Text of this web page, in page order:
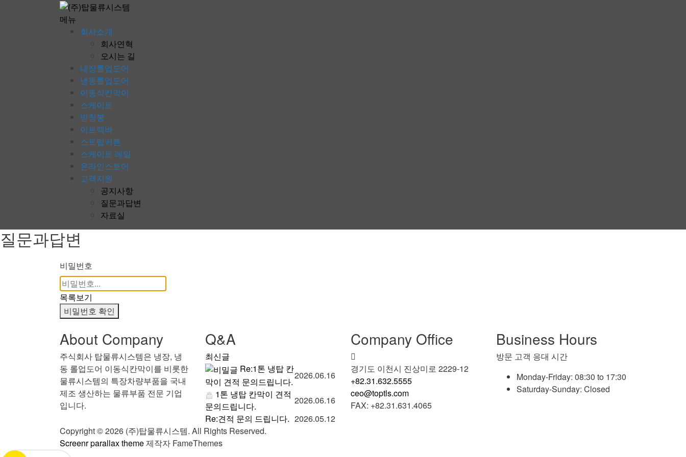
메뉴
회사소개
회사연혁
오시는 길
내장롤업도어
냉동롤업도어
이동식칸막이
스케이트
받침봉
이트랙바
스트립커튼
스케이트 레일
온라인스토어
고객지원
공지사항
질문과답변
자료실
질문과답변
비밀번호
목록보기
비밀번호 확인
About Company
주식회사 탑물류시스템은 냉장, 냉
동 롤업도어 이동식칸막이를 비롯한
물류시스템의 특장차량부품을 국내
제조 생산하는 물류부품 전문 기업
입니다.
Q&A
최신글
Re:1톤 냉탑 칸
막이 견적 문의드립니다.
2026.06.16
1톤 냉탑 칸막이 견적
문의드립니다.
2026.06.16
Re:견적 문의 드립니다. 2026.05.12
Company Office
경기도 이천시 진상미로 2229-12
+82.31.632.5555
ceo@toptls.com
FAX: +82.31.631.4065
Business Hours
방문 고객 응대 시간
Monday-Friday: 08:30 to 17:30
Saturday-Sunday: Closed
Copyright © 2026 (주)탑물류시스템. All Rights Reserved.
Screenr parallax theme제작자 FameThemes